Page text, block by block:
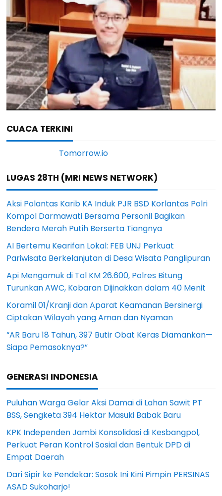
CUACA TERKINI
LUGAS 28TH (MRI NEWS NETWORK)
Aksi Polantas Karib KA Induk PJR BSD Korlantas Polri
Kompol Darmawati Bersama Personil Bagikan
Bendera Merah Putih Berserta Tiangnya
AI Bertemu Kearifan Lokal: FEB UNJ Perkuat
Pariwisata Berkelanjutan di Desa Wisata Panglipuran
Api Mengamuk di Tol KM 26.600, Polres Bitung
Turunkan AWC, Kobaran Dijinakkan dalam 40 Menit
Koramil 01/Kranji dan Aparat Keamanan Bersinergi
Ciptakan Wilayah yang Aman dan Nyaman
“AR Baru 18 Tahun, 397 Butir Obat Keras Diamankan—
Siapa Pemasoknya?”
GENERASI INDONESIA
Puluhan Warga Gelar Aksi Damai di Lahan Sawit PT
BSS, Sengketa 394 Hektar Masuki Babak Baru
KPK Independen Jambi Konsolidasi di Kesbangpol,
Perkuat Peran Kontrol Sosial dan Bentuk DPD di
Empat Daerah
Dari Sipir ke Pendekar: Sosok Ini Kini Pimpin PERSINAS
ASAD Sukoharjo!